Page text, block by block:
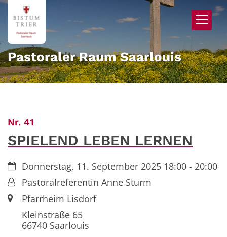
Zum Inhalt springen
Pastoraler Raum Saarlouis
Nr. 41
SPIELEND LEBEN LERNEN
Datum:Donnerstag, 11. September 2025 18:00 - 20:00
Von:Pastoralreferentin Anne Sturm
Ort:Pfarrheim Lisdorf
Kleinstraße 65
66740Saarlouis